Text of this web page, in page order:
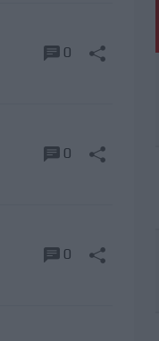
0
0
0